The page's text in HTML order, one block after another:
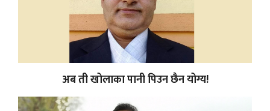
अब ती खोलाका पानी पिउन छैन योग्य!